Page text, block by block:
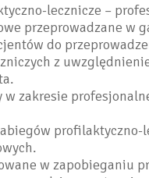
lecznicze –
przeprowadzane w
do
z
w zakresie
profilaktyczno-
w zapobieganiu